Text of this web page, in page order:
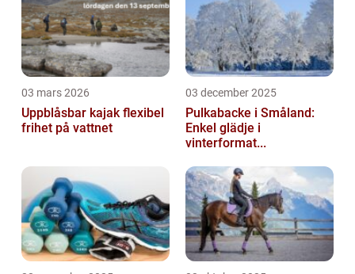
03 mars 2026
Uppblåsbar kajak flexibel
frihet på vattnet
03 december 2025
Pulkabacke i Småland:
Enkel glädje i
vinterformat...